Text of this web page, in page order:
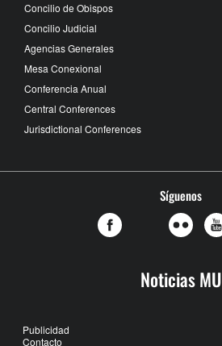
Concilio de Obispos
Concilio Judicial
Agencias Generales
Mesa Conexional
Conferencia Anual
Central Conferences
Jurisdictional Conferences
Síguenos
Noticias MU
Publicidad
Contacto